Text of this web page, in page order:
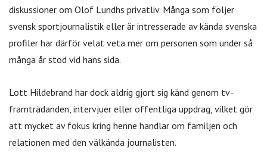
diskussioner om Olof Lundhs privatliv. Många som följer
svensk sportjournalistik eller är intresserade av kända svenska
profiler har därför velat veta mer om personen som under så
många år stod vid hans sida.
Lott Hildebrand har dock aldrig gjort sig känd genom tv-
framträdanden, intervjuer eller offentliga uppdrag, vilket gör
att mycket av fokus kring henne handlar om familjen och
relationen med den välkända journalisten.